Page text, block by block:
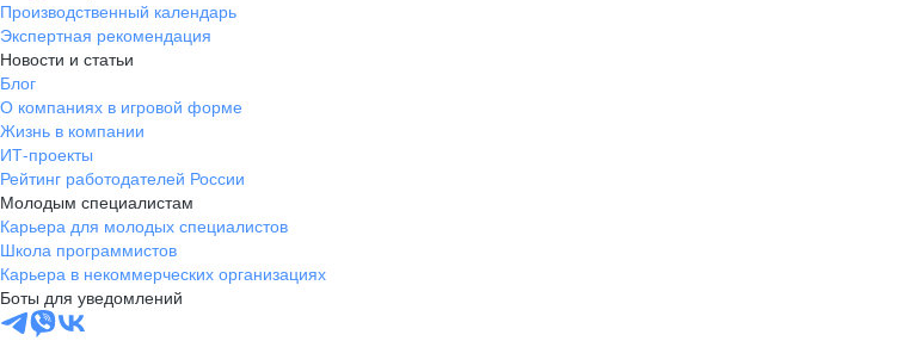
Производственный календарь
Экспертная рекомендация
Новости и статьи
Блог
О компаниях в игровой форме
Жизнь в компании
ИТ-проекты
Рейтинг работодателей России
Молодым специалистам
Карьера для молодых специалистов
Школа программистов
Карьера в некоммерческих организациях
Боты для уведомлений